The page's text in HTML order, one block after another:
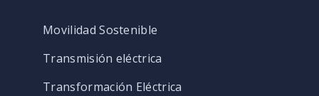
Movilidad Sostenible
Transmisión eléctrica
Transformación Eléctrica